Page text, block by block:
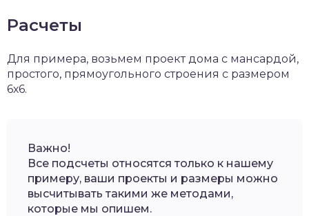
Расчеты
Для примера, возьмем проект дома с мансардой,
простого, прямоугольного строения с размером
6х6.
Важно!
Все подсчеты относятся только к нашему
примеру, ваши проекты и размеры можно
высчитывать такими же методами,
которые мы опишем.